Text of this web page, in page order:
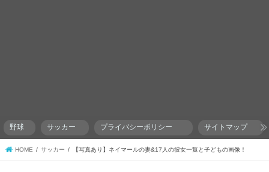
野球 サッカー プライバシーポリシー サイトマップ
HOME サッカー 【写真あり】ネイマールの妻&17人の彼女一覧と子どもの画像！